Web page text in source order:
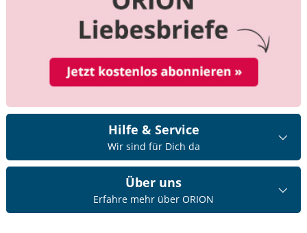
Hilfe & Service
Wir sind für Dich da
Über uns
Erfahre mehr über ORION